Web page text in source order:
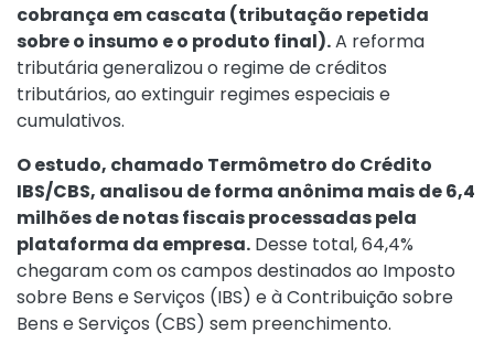
cobrança em cascata (tributação repetida
sobre o insumo e o produto final).A reforma
tributária generalizou o regime de créditos
tributários, ao extinguir regimes especiais e
cumulativos.
O estudo, chamado Termômetro do Crédito
IBS/CBS, analisou de forma anônima mais de 6,4
milhões de notas fiscais processadas pela
plataforma da empresa. Desse total, 64,4%
chegaram com os campos destinados ao Imposto
sobre Bens e Serviços (IBS) e à Contribuição sobre
Bens e Serviços (CBS) sem preenchimento.